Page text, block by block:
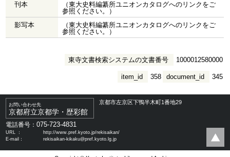
刊本
（東大史料編纂所ユニオンカタログへのリンクをご
参照ください。）
影写本
（東大史料編纂所ユニオンカタログへのリンクをご
参照ください。）
東寺文書検索システムの文書番号 1000012580000
document_id 345
item_id 358
お問い合わせ先
京都府立京都学・歴彩館
京都市左京区下鴨半木町1番地29
電話番号：075-723-4831
URL ：
http://www.pref.kyoto.jp/rekisaikan/
E-mail：
rekisaikan-kikaku@pref.kyoto.lg.jp